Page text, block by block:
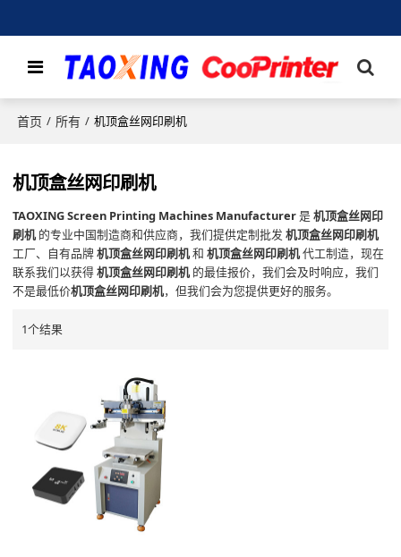
首页 / 所有 / 机顶盒丝网印刷机
机顶盒丝网印刷机
TAOXING Screen Printing Machines Manufacturer是机顶盒丝网印
刷机 的专业中国制造商和供应商，我们提供定制批发机顶盒丝网印刷机
工厂、自有品牌机顶盒丝网印刷机和机顶盒丝网印刷机代工制造，现在
联系我们以获得机顶盒丝网印刷机 的最佳报价，我们会及时响应，我们
不是最低价机顶盒丝网印刷机，但我们会为您提供更好的服务。
1个结果